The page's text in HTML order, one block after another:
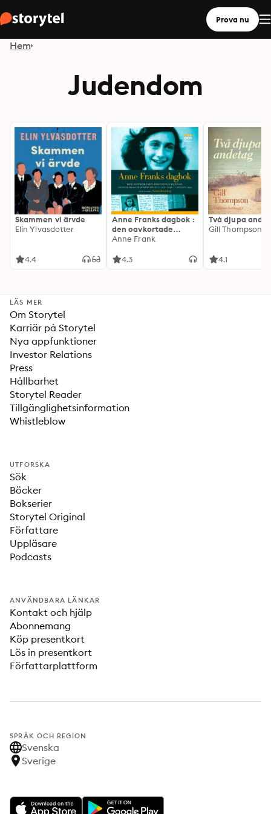
Prova nu
Hem
Judendom
Skammen vi ärvde
Elin Ylvasdotter
4.4
Anne Franks dagbok :
den oavkortade
originalutgåvan -
gömstället 12 juni
Anne Frank
4.3
Två djupa
Gill Thompson
4.1
LÄS MER
Om Storytel
Karriär på Storytel
Nya appfunktioner
Investor Relations
Press
Hållbarhet
Storytel Reader
Tillgänglighetsinformation
Whistleblow
UTFORSKA
Sök
Böcker
Bokserier
Storytel Original
Författare
Uppläsare
Podcasts
ANVÄNDBARA LÄNKAR
Kontakt och hjälp
Abonnemang
Köp presentkort
Lös in presentkort
Författarplattform
SPRÅK OCH REGION
Svenska
Sverige